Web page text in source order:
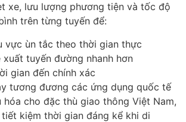
xe, lưu lượng phương tiện và tốc độ
trên từng tuyến để:
vực ùn tắc theo thời gian thực
xuất tuyến đường nhanh hơn
gian đến chính xác
tương đương các ứng dụng quốc tế
hóa cho đặc thù giao thông Việt Nam,
kiệm thời gian đáng kể khi di